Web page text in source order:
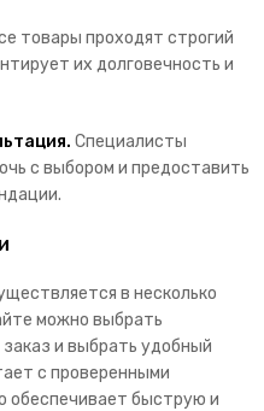
товары проходят строгий
их долговечность и
Специалисты
с выбором и предоставить
в несколько
можно выбрать
и выбрать удобный
с проверенными
обеспечивает быструю и